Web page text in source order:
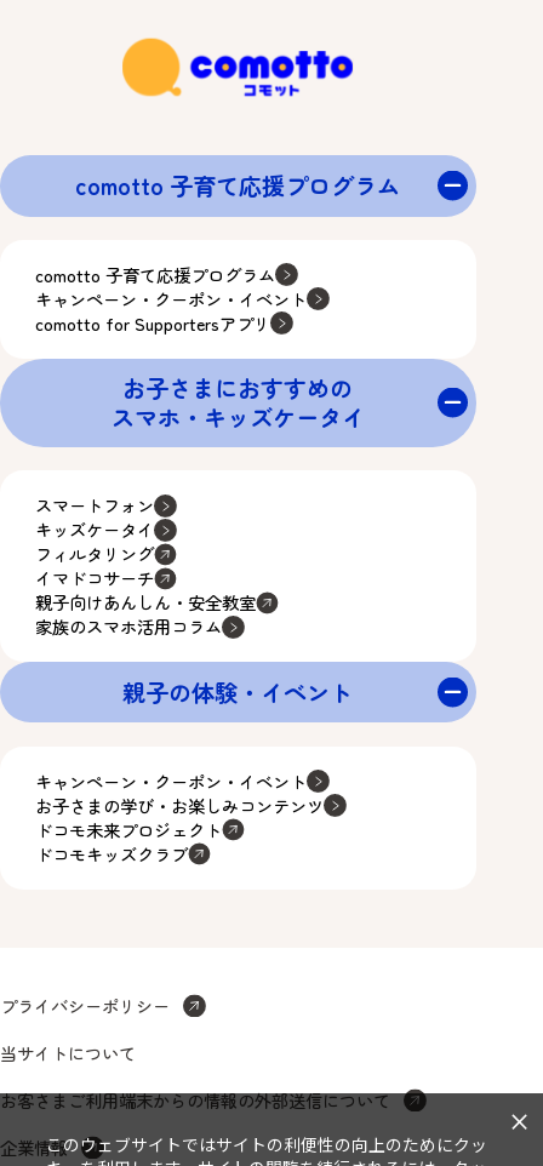
comotto 子育て応援プログラム
comotto 子育て応援プログラム
キャンペーン・クーポン・イベント
comotto for Supportersアプリ
お子さまにおすすめの
スマホ・キッズケータイ
スマートフォン
キッズケータイ
フィルタリング
イマドコサーチ
親子向けあんしん・安全教室
家族のスマホ活用コラム
親子の体験・イベント
キャンペーン・クーポン・イベント
お子さまの学び・お楽しみコンテンツ
ドコモ未来プロジェクト
ドコモキッズクラブ
×
このウェブサイトではサイトの利便性の向上のためにクッ
プライバシーポリシー
当サイトについて
お客さまご利用端末からの情報の外部送信について
企業情報